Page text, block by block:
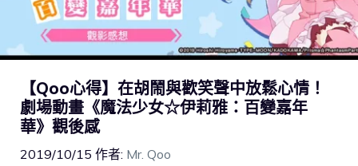
【Qoo心得】在胡鬧與歡笑聲中放鬆心情！
劇場動畫《魔法少女☆伊莉雅：百變嘉年
華》觀後感
2019/10/15 作者: Mr. Qoo